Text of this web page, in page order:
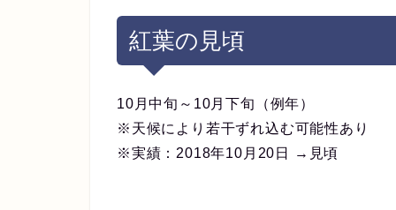
紅葉の見頃
10月中旬～10月下旬（例年）
※天候により若干ずれ込む可能性あり
※実績：2018年10月20日 →見頃